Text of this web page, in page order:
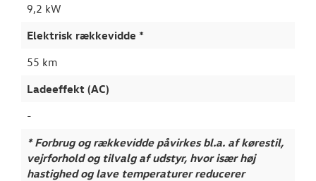
9,2 kW
Elektrisk rækkevidde *
55 km
Ladeeffekt (AC)
-
* Forbrug og rækkevidde påvirkes bl.a. af kørestil,
vejrforhold og tilvalg af udstyr, hvor især høj
hastighed og lave temperaturer reducerer